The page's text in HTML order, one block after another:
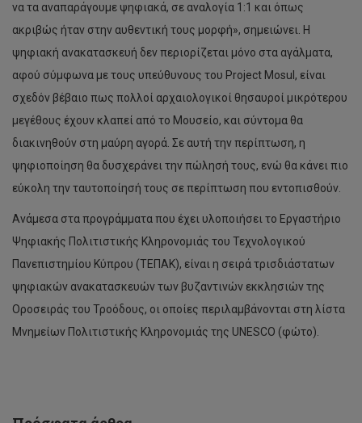
να τα αναπαράγουμε ψηφιακά, σε αναλογία 1:1 και όπως
ακριβώς ήταν στην αυθεντική τους μορφή», σημειώνει. Η
ψηφιακή ανακατασκευή δεν περιορίζεται μόνο στα αγάλματα,
αφού σύμφωνα με τους υπεύθυνους του Project Mosul, είναι
σχεδόν βέβαιο πως πολλοί αρχαιολογικοί θησαυροί μικρότερου
μεγέθους έχουν κλαπεί από το Μουσείο, και σύντομα θα
διακινηθούν στη μαύρη αγορά. Σε αυτή την περίπτωση, η
ψηφιοποίηση θα δυσχεράνει την πώλησή τους, ενώ θα κάνει πιο
εύκολη την ταυτοποίησή τους σε περίπτωση που εντοπισθούν.
Ανάμεσα στα προγράμματα που έχει υλοποιήσει το Εργαστήριο
Ψηφιακής Πολιτιστικής Κληρονομιάς του Τεχνολογικού
Πανεπιστημίου Κύπρου (ΤΕΠΑΚ), είναι η σειρά τρισδιάστατων
ψηφιακών ανακατασκευών των βυζαντινών εκκλησιών της
Οροσειράς του Τροόδους, οι οποίες περιλαμβάνονται στη λίστα
Μνημείων Πολιτιστικής Κληρονομιάς της UNESCO (φώτο).
με